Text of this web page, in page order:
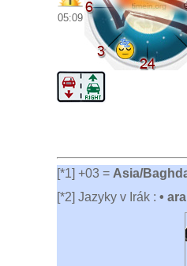
05:09
[*1] +03 = Asia/
[*2] Jazyky v Irák : •